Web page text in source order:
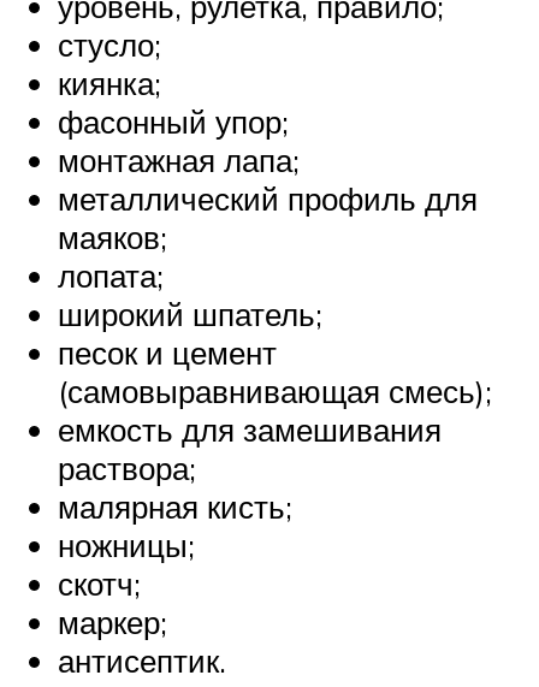
стусло;
киянка;
фасонный упор;
монтажная лапа;
металлический профиль для
маяков;
лопата;
широкий шпатель;
песок и цемент
(самовыравнивающая смесь);
емкость для замешивания
раствора;
малярная кисть;
ножницы;
скотч;
маркер;
антисептик.